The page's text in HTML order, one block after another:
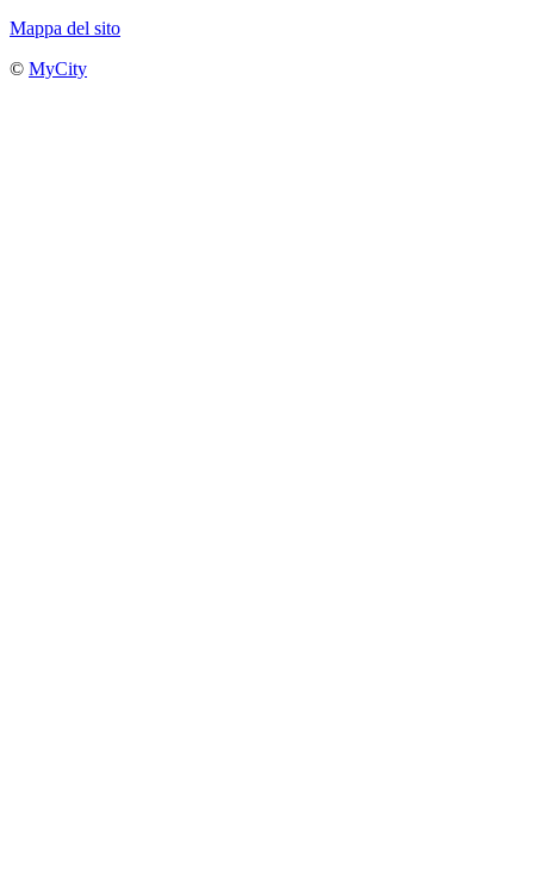
Mappa del sito
© MyCity